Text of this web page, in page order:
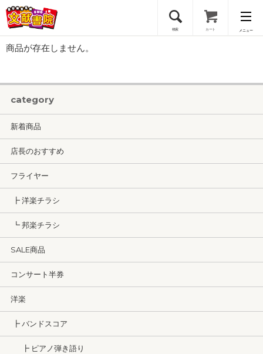
検索 カート メニュー
会員登録
ログイン
商品が存在しません。
category
新着商品
店長のおすすめ
フライヤー
┣ 洋楽チラシ
┗ 邦楽チラシ
SALE商品
コンサート半券
洋楽
┣ バンドスコア
┣ ピアノ弾き語り